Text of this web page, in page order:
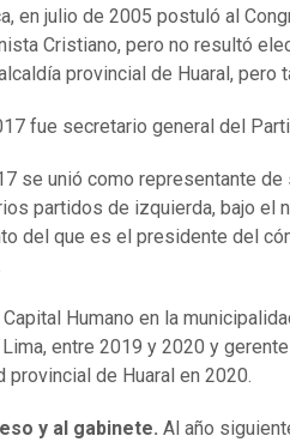
en julio de 2005 postuló al
Cristiano, pero no resultó
provincial de Huaral, pero
fue secretario general del
se unió como representante de
partidos de izquierda, bajo el
del que es el presidente del
Humano en la
entre 2019 y 2020 y
provincial de Huaral en 2020.
y al gabinete. Al año